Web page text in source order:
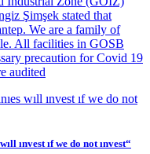
Şimşek stated that
We are a family of
All facilities in GOSB
precaution for Covid 19
audited
ınvest ıf we do not ınvest“